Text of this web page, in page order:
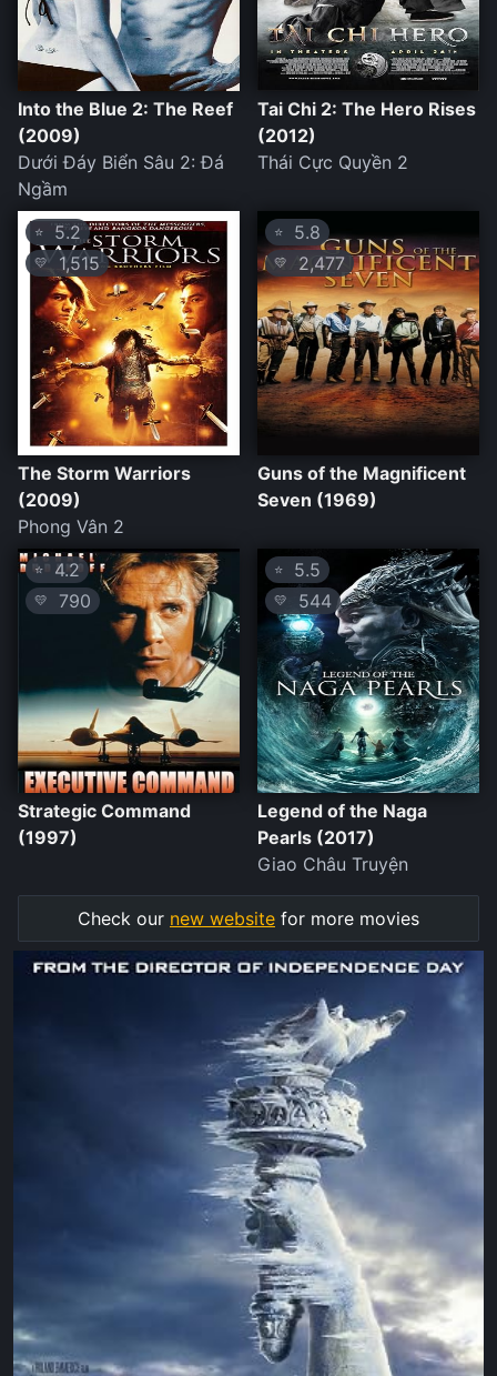
Into the Blue 2: The Reef
(2009)
Dưới Đáy Biển Sâu 2: Đá
Ngầm
Tai Chi 2: The Hero Rises
(2012)
Thái Cực Quyền 2
⭐ 5.2
💛1,515
The Storm Warriors
(2009)
Phong Vân 2
⭐ 5.8
💛 2,477
Guns of the Magnificent
Seven (1969)
⭐4.2
💛 790
Strategic Command
(1997)
⭐ 5.5
💛 544
Legend of the Naga
Pearls (2017)
Giao Châu Truyện
Check our new website for more movies